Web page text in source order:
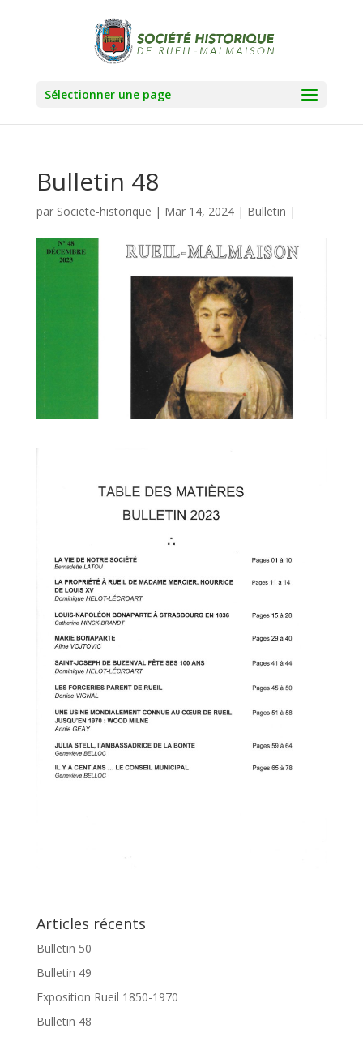
Sélectionner une page
Bulletin 48
par Societe-historique | Mar 14, 2024| Bulletin |
Articles récents
Bulletin 50
Bulletin 49
Exposition Rueil 1850-1970
Bulletin 48